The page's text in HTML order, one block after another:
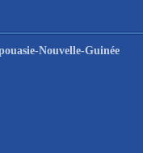
Nouvelle-Guinée